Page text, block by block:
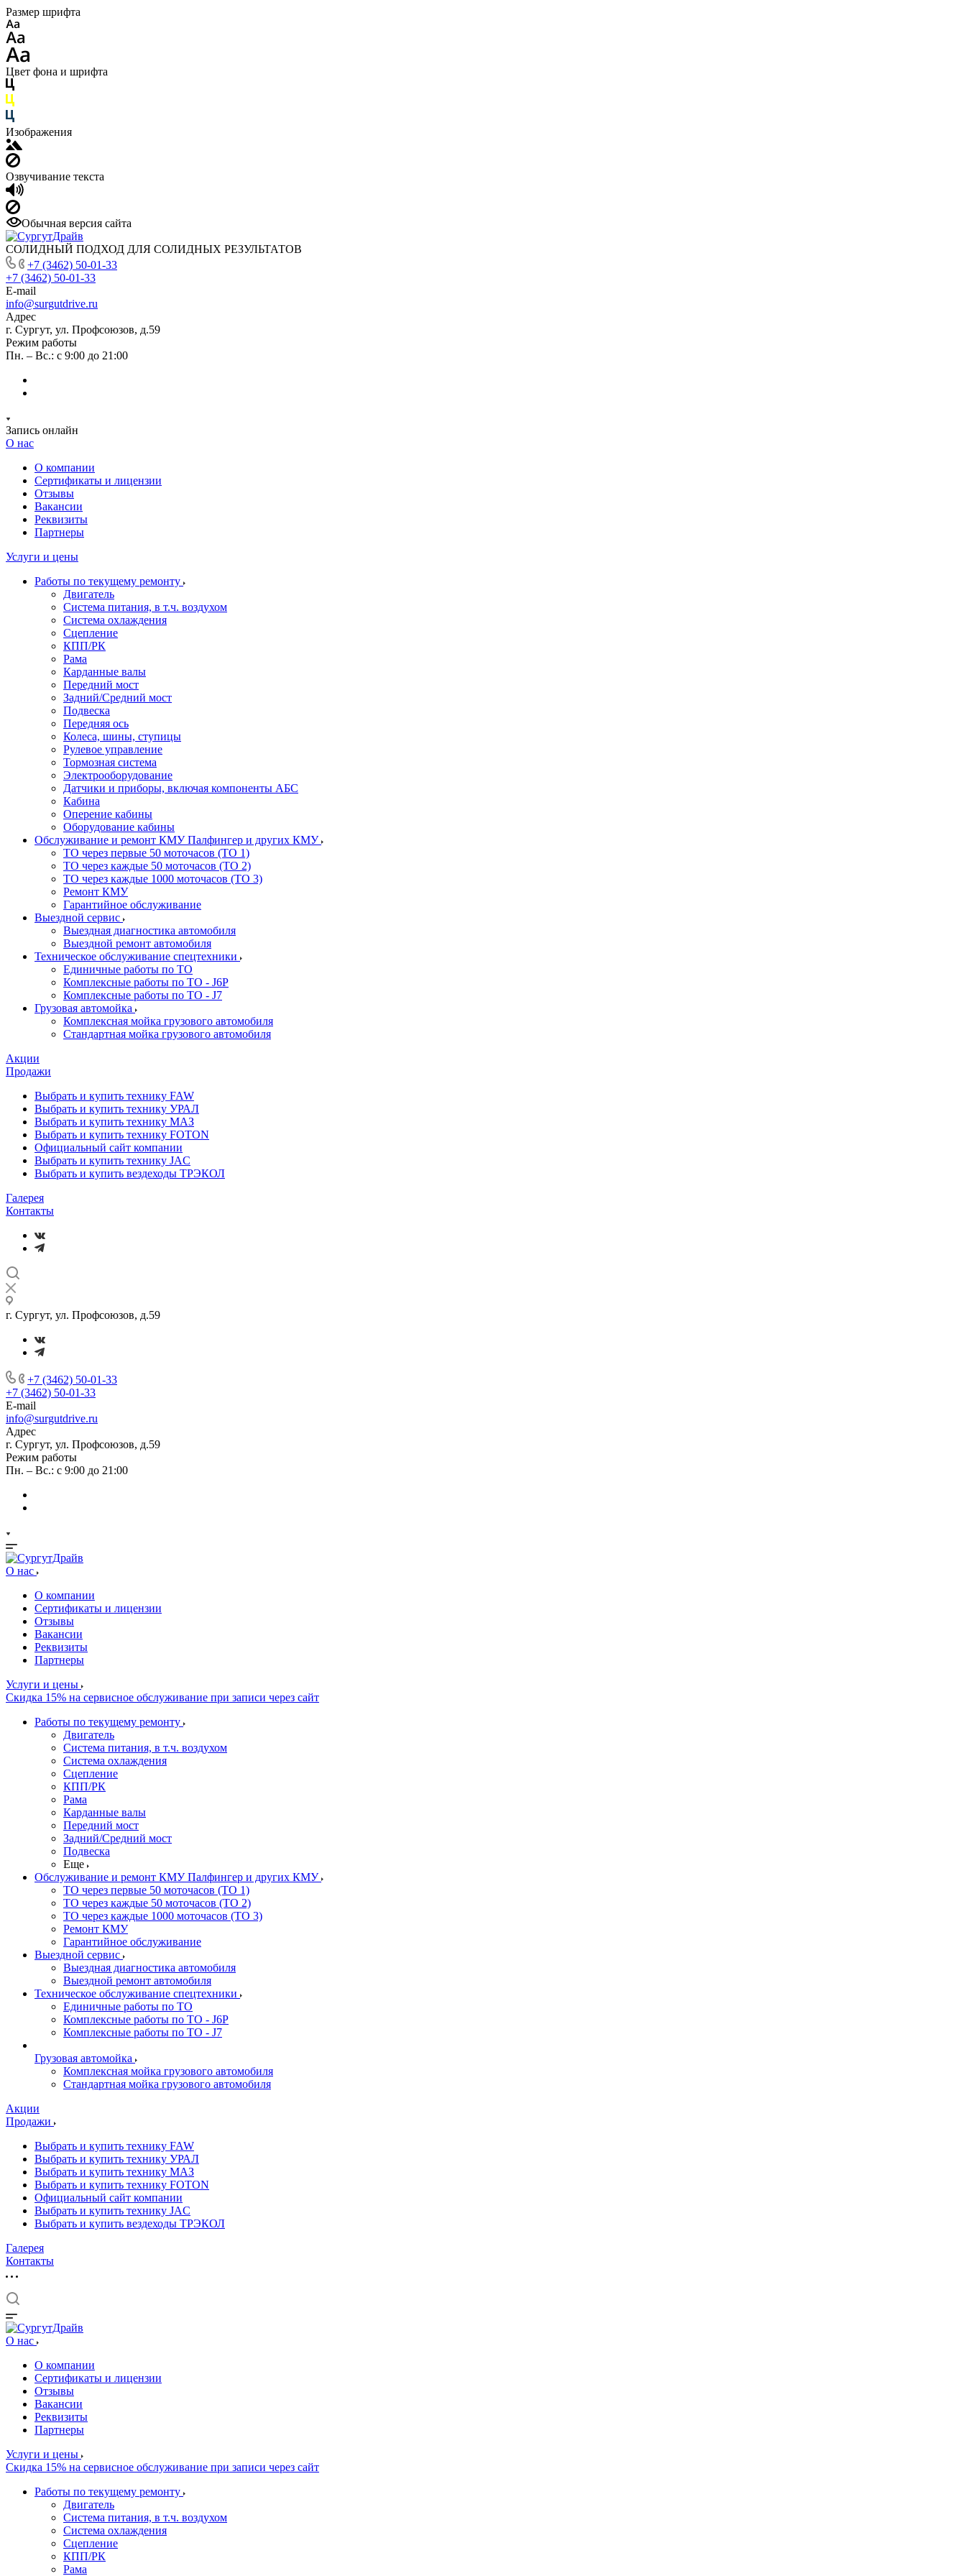
Размер шрифта
Цвет фона и шрифта
Изображения
Озвучивание текста
Обычная версия сайта
СОЛИДНЫЙ ПОДХОД ДЛЯ СОЛИДНЫХ РЕЗУЛЬТАТОВ
+7 (3462) 50-01-33
+7 (3462) 50-01-33
E-mail
info@surgutdrive.ru
Адрес
г. Сургут, ул. Профсоюзов, д.59
Режим работы
Пн. – Вс.: с 9:00 до 21:00
Запись онлайн
О нас
О компании
Сертификаты и лицензии
Отзывы
Вакансии
Реквизиты
Партнеры
Услуги и цены
Работы по текущему ремонту
Двигатель
Система питания, в т.ч. воздухом
Система охлаждения
Сцепление
КПП/РК
Рама
Карданные валы
Передний мост
Задний/Средний мост
Подвеска
Передняя ось
Колеса, шины, ступицы
Рулевое управление
Тормозная система
Электрооборудование
Датчики и приборы, включая компоненты АБС
Кабина
Оперение кабины
Оборудование кабины
Обслуживание и ремонт КМУ Палфингер и других КМУ
ТО через первые 50 моточасов (ТО 1)
ТО через каждые 50 моточасов (ТО 2)
ТО через каждые 1000 моточасов (ТО 3)
Ремонт КМУ
Гарантийное обслуживание
Выездной сервис
Выездная диагностика автомобиля
Выездной ремонт автомобиля
Техническое обслуживание спецтехники
Единичные работы по ТО
Комплексные работы по ТО - J6P
Комплексные работы по ТО - J7
Грузовая автомойка
Комплексная мойка грузового автомобиля
Стандартная мойка грузового автомобиля
Акции
Продажи
Выбрать и купить технику FAW
Выбрать и купить технику УРАЛ
Выбрать и купить технику МАЗ
Выбрать и купить технику FOTON
Официальный сайт компании
Выбрать и купить технику JAC
Выбрать и купить вездеходы ТРЭКОЛ
Галерея
Контакты
г. Сургут, ул. Профсоюзов, д.59
+7 (3462) 50-01-33
+7 (3462) 50-01-33
E-mail
info@surgutdrive.ru
Адрес
г. Сургут, ул. Профсоюзов, д.59
Режим работы
Пн. – Вс.: с 9:00 до 21:00
О нас
О компании
Сертификаты и лицензии
Отзывы
Вакансии
Реквизиты
Партнеры
Услуги и цены
Скидка 15% на сервисное обслуживание при записи через сайт
Работы по текущему ремонту
Двигатель
Система питания, в т.ч. воздухом
Система охлаждения
Сцепление
КПП/РК
Рама
Карданные валы
Передний мост
Задний/Средний мост
Подвеска
Еще
Обслуживание и ремонт КМУ Палфингер и других КМУ
ТО через первые 50 моточасов (ТО 1)
ТО через каждые 50 моточасов (ТО 2)
ТО через каждые 1000 моточасов (ТО 3)
Ремонт КМУ
Гарантийное обслуживание
Выездной сервис
Выездная диагностика автомобиля
Выездной ремонт автомобиля
Техническое обслуживание спецтехники
Единичные работы по ТО
Комплексные работы по ТО - J6P
Комплексные работы по ТО - J7
Грузовая автомойка
Комплексная мойка грузового автомобиля
Стандартная мойка грузового автомобиля
Акции
Продажи
Выбрать и купить технику FAW
Выбрать и купить технику УРАЛ
Выбрать и купить технику МАЗ
Выбрать и купить технику FOTON
Официальный сайт компании
Выбрать и купить технику JAC
Выбрать и купить вездеходы ТРЭКОЛ
Галерея
Контакты
О нас
О компании
Сертификаты и лицензии
Отзывы
Вакансии
Реквизиты
Партнеры
Услуги и цены
Скидка 15% на сервисное обслуживание при записи через сайт
Работы по текущему ремонту
Двигатель
Система питания, в т.ч. воздухом
Система охлаждения
Сцепление
КПП/РК
Рама